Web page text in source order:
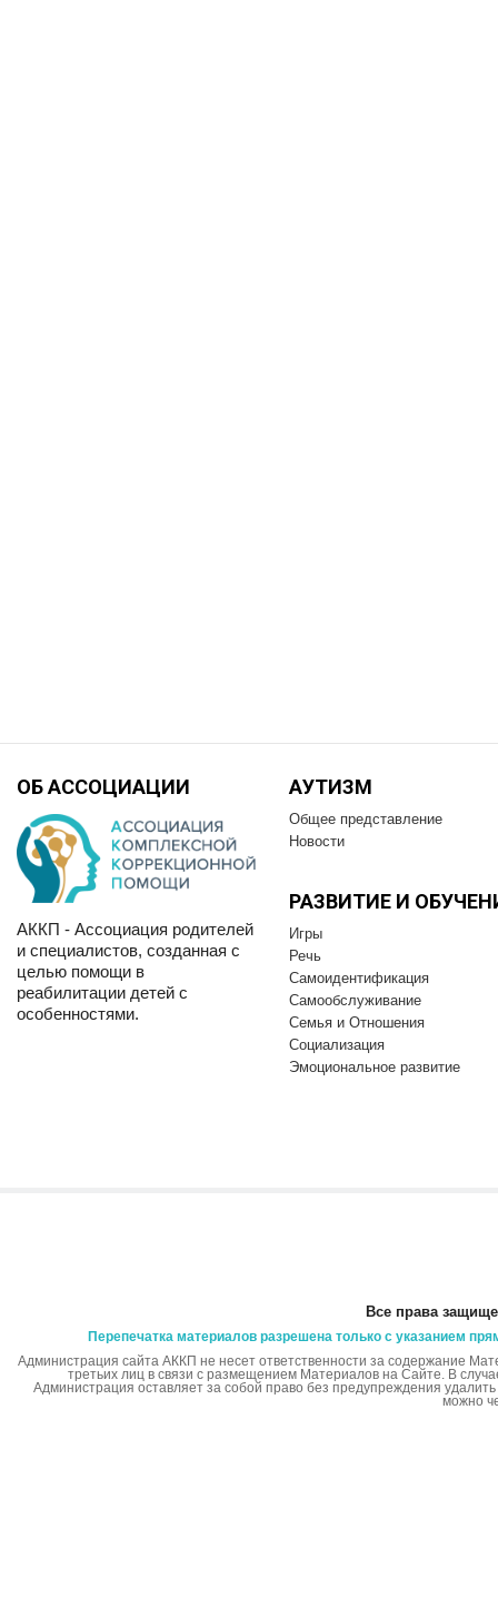
ОБ АССОЦИАЦИИ
АККП - Ассоциация родителей
и специалистов, созданная с
целью помощи в
реабилитации детей с
особенностями.
АУТИЗМ
Общее представление
Новости
РАЗВИТИЕ И
Игры
Речь
Самоидентификация
Самообслуживание
Семья и Отношения
Социализация
Эмоциональное развитие
Все права
Перепечатка материалов разрешена только с указанием
Администрация сайта АККП не несет ответственности за содержание
третьих лиц в связи с размещением Материалов на Сайте. В
Администрация оставляет за собой право без предупреждения
можно